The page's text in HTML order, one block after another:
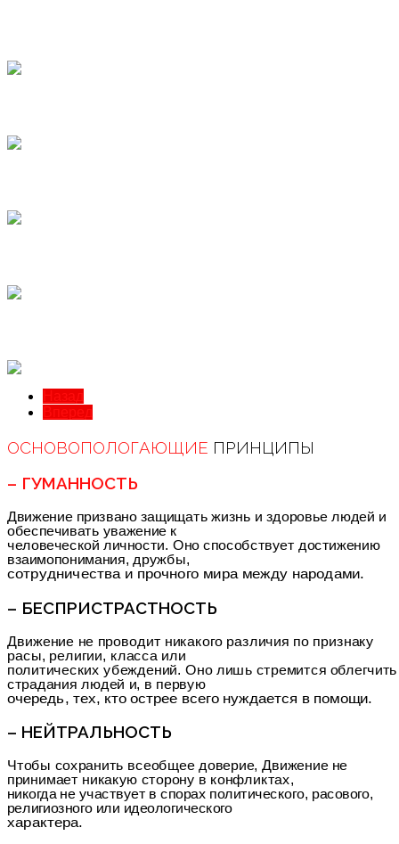
ОСНОВОПОЛОГАЮЩИЕ ПРИНЦИПЫ
– ГУМАННОСТЬ
Движение призвано защищать жизнь и здоровье людей и
обеспечивать уважение к
человеческой личности. Оно способствует достижению
взаимопонимания, дружбы,
сотрудничества и прочного мира между народами.
– БЕСПРИСТРАСТНОСТЬ
Движение не проводит никакого различия по признаку
расы, религии, класса или
политических убеждений. Оно лишь стремится облегчить
страдания людей и, в первую
очередь, тех, кто острее всего нуждается в помощи.
– НЕЙТРАЛЬНОСТЬ
Чтобы сохранить всеобщее доверие, Движение не
принимает никакую сторону в конфликтах,
никогда не участвует в спорах политического, расового,
религиозного или идеологического
характера.